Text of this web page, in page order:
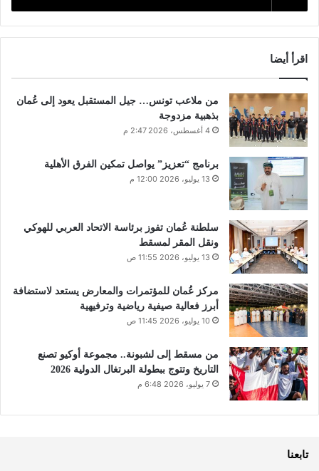
اقرأ أيضا
من ملاعب تونس… جيل المستقبل يعود إلى عُمان
بذهبية مزدوجة
4 أغسطس، 2026 2:47 م
برنامج “تعزيز” يواصل تمكين الفرق الأهلية
13 يوليو، 2026 12:00 م
سلطنة عُمان تفوز برئاسة الاتحاد العربي للهوكي
ونقل المقر لمسقط
13 يوليو، 2026 11:55 ص
مركز عُمان للمؤتمرات والمعارض يستعد لاستضافة
أبرز فعالية صيفية رياضية وترفيهية
10 يوليو، 2026 11:45 ص
من مسقط إلى لشبونة.. مجموعة أوكيو تصنع
التاريخ وتتوج ببطولة البرتغال الدولية 2026
7 يوليو، 2026 6:48 م
تابعنا